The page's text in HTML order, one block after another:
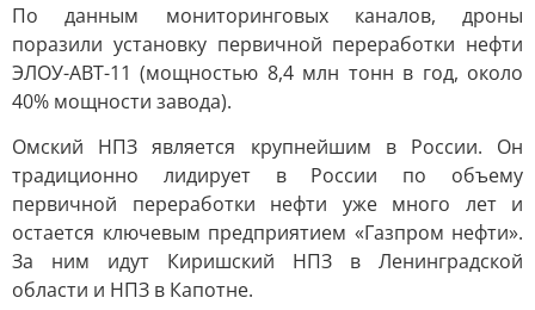
По данным мониторинговых каналов, дроны
поразили установку первичной переработки нефти
ЭЛОУ-АВТ-11 (мощностью 8,4 млн тонн в год, около
40% мощности завода).
Омский НПЗ является крупнейшим в России. Он
традиционно лидирует в России по объему
первичной переработки нефти уже много лет и
остается ключевым предприятием «Газпром нефти».
За ним идут Киришский НПЗ в Ленинградской
области и НПЗ в Капотне.